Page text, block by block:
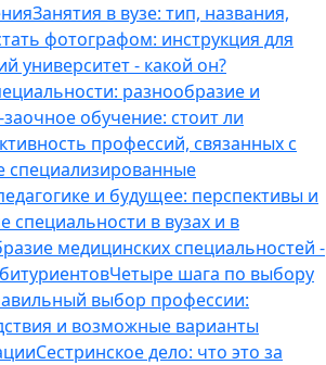
Занятия в вузе: тип, названия,
фотографом: инструкция для
университет - какой он?
разнообразие и
обучение: стоит ли
профессий, связанных с
специализированные
и будущее: перспективы и
специальности в вузах и в
медицинских специальностей -
Четыре шага по выбору
выбор профессии:
и возможные варианты
Сестринское дело: что это за